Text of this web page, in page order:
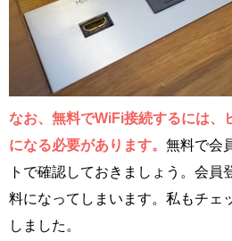
なお、無料でWiFi接続するには、
になる必要があります。 無料で会
トで確認しておきましょう。会員
料になってしまいます。私もチェ
しました。